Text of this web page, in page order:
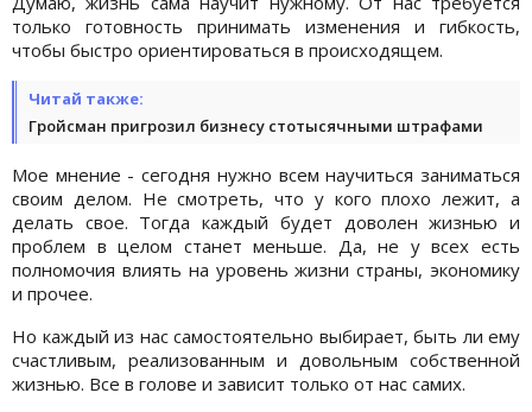
только готовность принимать изменения и гибкость,
чтобы быстро ориентироваться в происходящем.
Читай также:
Гройсман пригрозил бизнесу стотысячными штрафами
Мое мнение - сегодня нужно всем научиться заниматься
своим делом. Не смотреть, что у кого плохо лежит, а
делать свое. Тогда каждый будет доволен жизнью и
проблем в целом станет меньше. Да, не у всех есть
полномочия влиять на уровень жизни страны, экономику
и прочее.
Но каждый из нас самостоятельно выбирает, быть ли ему
счастливым, реализованным и довольным собственной
жизнью. Все в голове и зависит только от нас самих.